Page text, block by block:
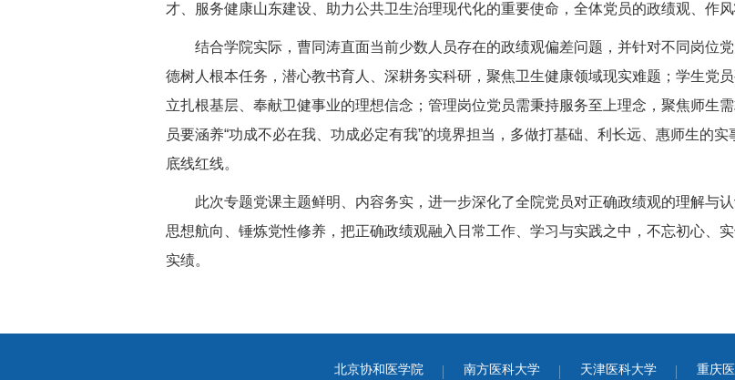
才、服务健康山东建设、助力公共卫生治理现代化的重要使命，全体党员的政绩观、作
结合学院实际，曹同涛直面当前少数人员存在的政绩观偏差问题，并针对不同岗位
德树人根本任务，潜心教书育人、深耕务实科研，聚焦卫生健康领域现实难题；学生党
立扎根基层、奉献卫健事业的理想信念；管理岗位党员需秉持服务至上理念，聚焦师生
员要涵养“功成不必在我、功成必定有我”的境界担当，多做打基础、利长远、惠师生的
底线红线。
此次专题党课主题鲜明、内容务实，进一步深化了全院党员对正确政绩观的理解与
思想航向、锤炼党性修养，把正确政绩观融入日常工作、学习与实践之中，不忘初心、
实绩。
北京协和医学院 南方医科大学 天津医科大学 重庆